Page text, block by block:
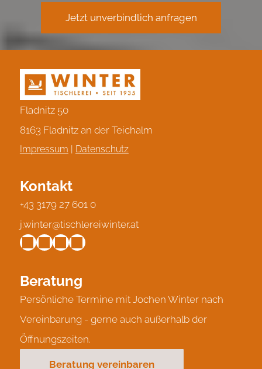
Jetzt unverbindlich anfragen
Fladnitz 50
8163 Fladnitz an der Teichalm
Impressum Datenschutz
Kontakt
+43 3179 27 601 0
j.winter@tischlereiwinter.at
Beratung
Persönliche Termine mit Jochen Winter nach
Vereinbarung - gerne auch außerhalb der
Öffnungszeiten.
Beratung vereinbaren